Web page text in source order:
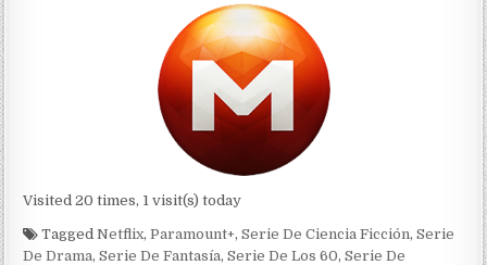
Visited 20 times, 1 visit(s) today
TaggedNetflix,Paramount+,Serie De Ciencia Ficción,Serie
De Drama,Serie De Fantasía,Serie De Los 60,Serie De